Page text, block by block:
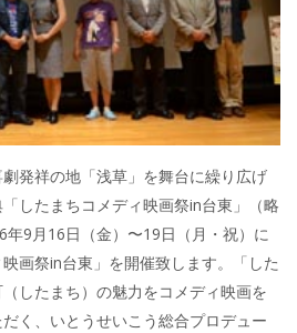
発祥の地「浅草」を舞台に繰り広げ
したまちコメディ映画祭in台東」（略
9月16日（金）〜19日（月・祝）に
映画祭in台東」を開催致します。「した
したまち）の魅力をコメディ映画を
く、いとうせいこう総合プロデュー